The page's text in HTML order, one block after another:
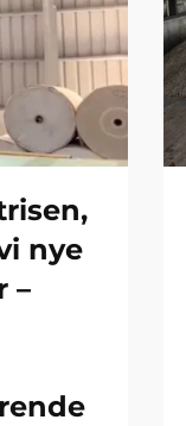
nye
–